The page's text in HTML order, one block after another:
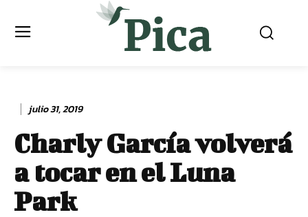
julio 31, 2019
Charly García volverá
a tocar en el Luna
Park